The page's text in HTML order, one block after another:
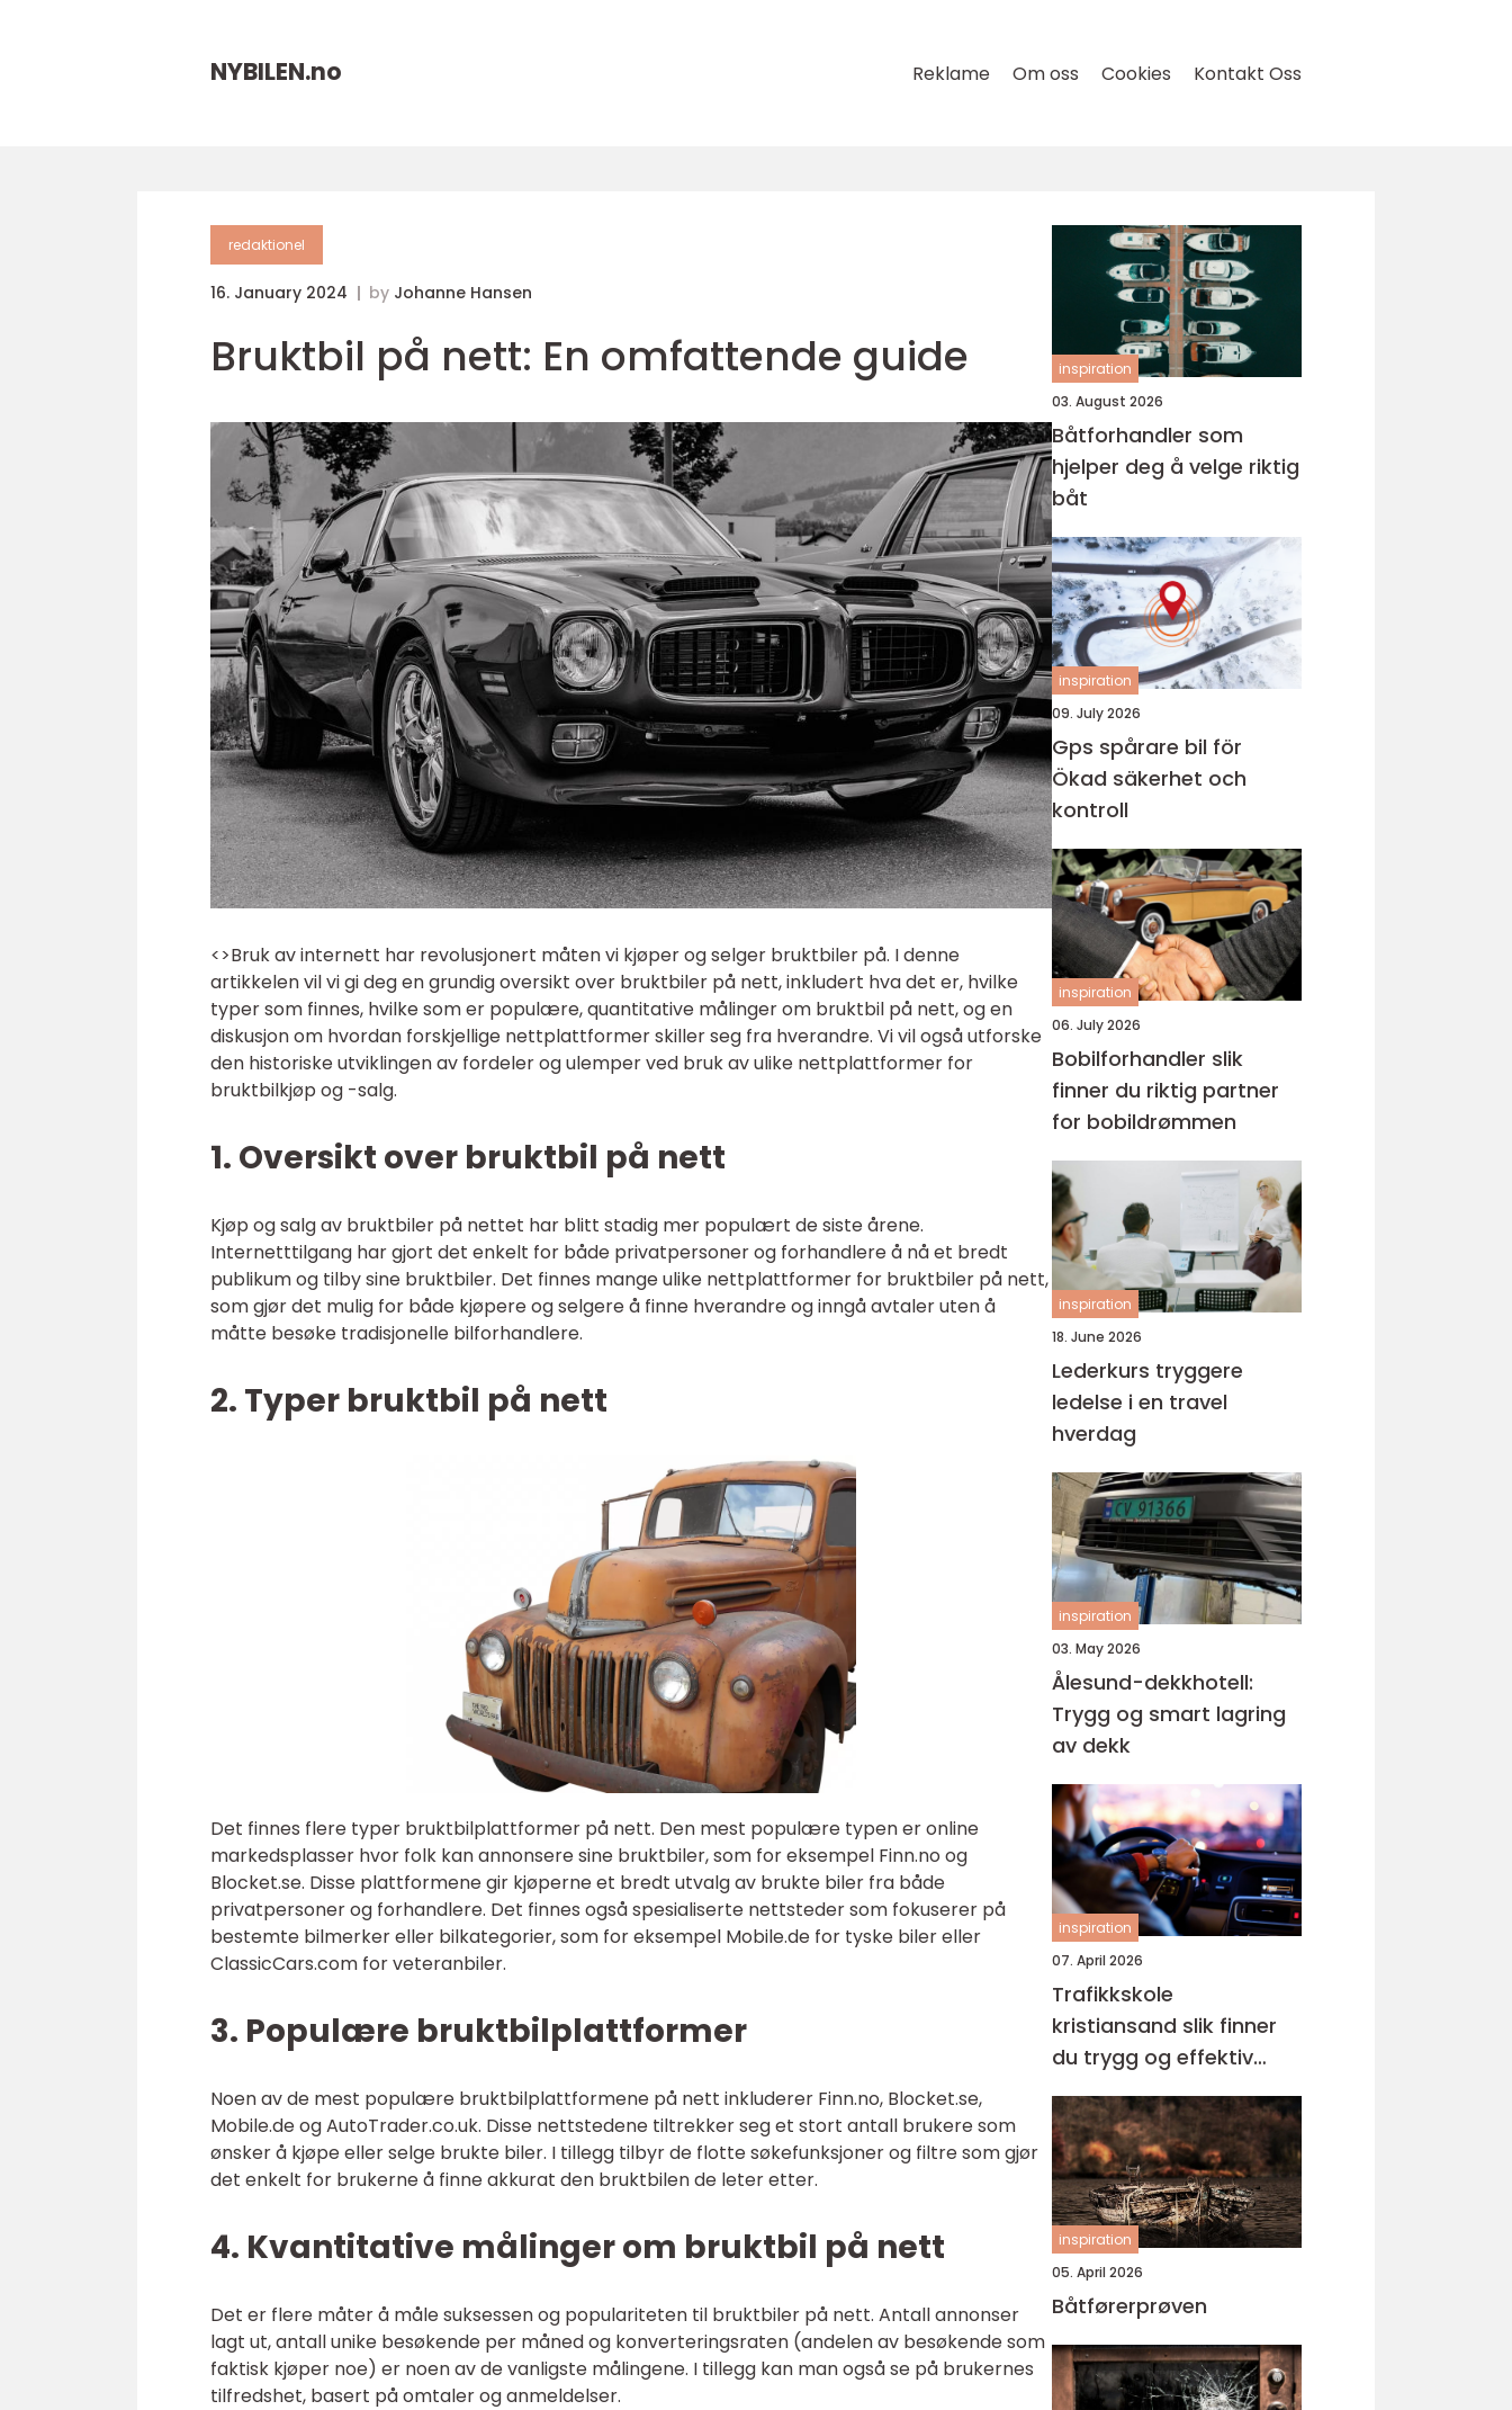
NYBILEN.no Reklame Om oss Cookies Kontakt Oss
redaktionel
16. January 2024 by Johanne Hansen
Bruktbil på nett: En omfattende guide
<>Bruk av internett har revolusjonert måten vi kjøper og selger bruktbiler på. I denne
artikkelen vil vi gi deg en grundig oversikt over bruktbiler på nett, inkludert hva det er, hvilke
typer som finnes, hvilke som er populære, quantitative målinger om bruktbil på nett, og en
diskusjon om hvordan forskjellige nettplattformer skiller seg fra hverandre. Vi vil også utforske
den historiske utviklingen av fordeler og ulemper ved bruk av ulike nettplattformer for
bruktbilkjøp og -salg.
1. Oversikt over bruktbil på nett
Kjøp og salg av bruktbiler på nettet har blitt stadig mer populært de siste årene.
Internetttilgang har gjort det enkelt for både privatpersoner og forhandlere å nå et bredt
publikum og tilby sine bruktbiler. Det finnes mange ulike nettplattformer for bruktbiler på nett,
som gjør det mulig for både kjøpere og selgere å finne hverandre og inngå avtaler uten å
måtte besøke tradisjonelle bilforhandlere.
2. Typer bruktbil på nett
Det finnes flere typer bruktbilplattformer på nett. Den mest populære typen er online
markedsplasser hvor folk kan annonsere sine bruktbiler, som for eksempel Finn.no og
Blocket.se. Disse plattformene gir kjøperne et bredt utvalg av brukte biler fra både
privatpersoner og forhandlere. Det finnes også spesialiserte nettsteder som fokuserer på
bestemte bilmerker eller bilkategorier, som for eksempel Mobile.de for tyske biler eller
ClassicCars.com for veteranbiler.
3. Populære bruktbilplattformer
Noen av de mest populære bruktbilplattformene på nett inkluderer Finn.no, Blocket.se,
Mobile.de og AutoTrader.co.uk. Disse nettstedene tiltrekker seg et stort antall brukere som
ønsker å kjøpe eller selge brukte biler. I tillegg tilbyr de flotte søkefunksjoner og filtre som gjør
det enkelt for brukerne å finne akkurat den bruktbilen de leter etter.
4. Kvantitative målinger om bruktbil på nett
Det er flere måter å måle suksessen og populariteten til bruktbiler på nett. Antall annonser
lagt ut, antall unike besøkende per måned og konverteringsraten (andelen av besøkende som
faktisk kjøper noe) er noen av de vanligste målingene. I tillegg kan man også se på brukernes
tilfredshet, basert på omtaler og anmeldelser.
inspiration
03. August 2026
Båtforhandler som
hjelper deg å velge riktig
båt
inspiration
09. July 2026
Gps spårare bil för
Ökad säkerhet och
kontroll
inspiration
06. July 2026
Bobilforhandler slik
finner du riktig partner
for bobildrømmen
inspiration
18. June 2026
Lederkurs tryggere
ledelse i en travel
hverdag
inspiration
03. May 2026
Ålesund-dekkhotell:
Trygg og smart lagring
av dekk
inspiration
07. April 2026
Trafikkskole
kristiansand slik finner
du trygg og effektiv
opplæring
inspiration
05. April 2026
Båtførerprøven